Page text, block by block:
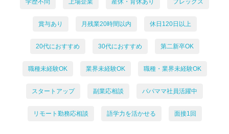
賞与あり 月残業20時間以内 休日120日以上
20代におすすめ 30代におすすめ 第二新卒OK
職種未経験OK 業界未経験OK 職種・業界未経験OK
スタートアップ 副業応相談 パパママ社員活躍中
リモート勤務応相談 語学力を活かせる 面接1回